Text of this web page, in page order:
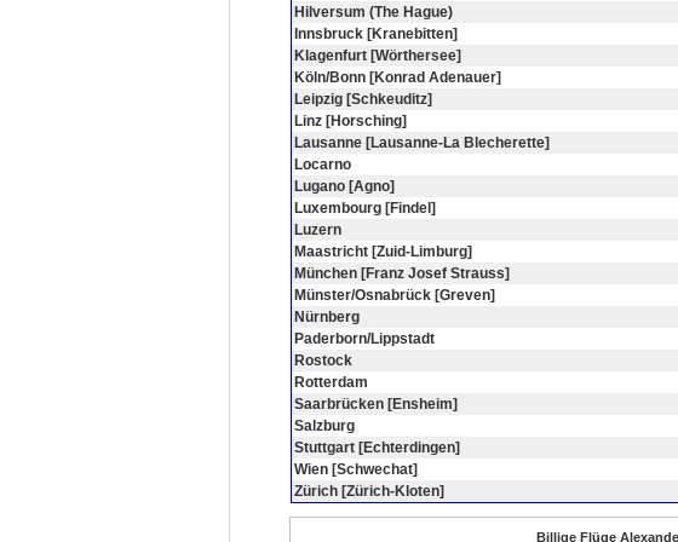
Hilversum (The Hague)
Innsbruck [Kranebitten]
Klagenfurt [Wörthersee]
Köln/Bonn [Konrad Adenauer]
Leipzig [Schkeuditz]
Linz [Horsching]
Lausanne [Lausanne-La Blecherette]
Locarno
Lugano [Agno]
Luxembourg [Findel]
Luzern
Maastricht [Zuid-Limburg]
München [Franz Josef Strauss]
Münster/Osnabrück [Greven]
Nürnberg
Paderborn/Lippstadt
Rostock
Rotterdam
Saarbrücken [Ensheim]
Salzburg
Stuttgart [Echterdingen]
Wien [Schwechat]
Zürich [Zürich-Kloten]
Billige Flüge